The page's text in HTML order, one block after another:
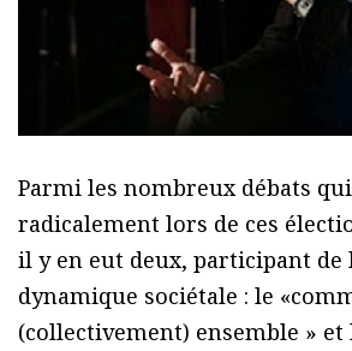
Parmi les nombreux débats
radicalement lors de ces
il y en eut deux, participant de
dynamique sociétale : le
(collectivement) ensemble »